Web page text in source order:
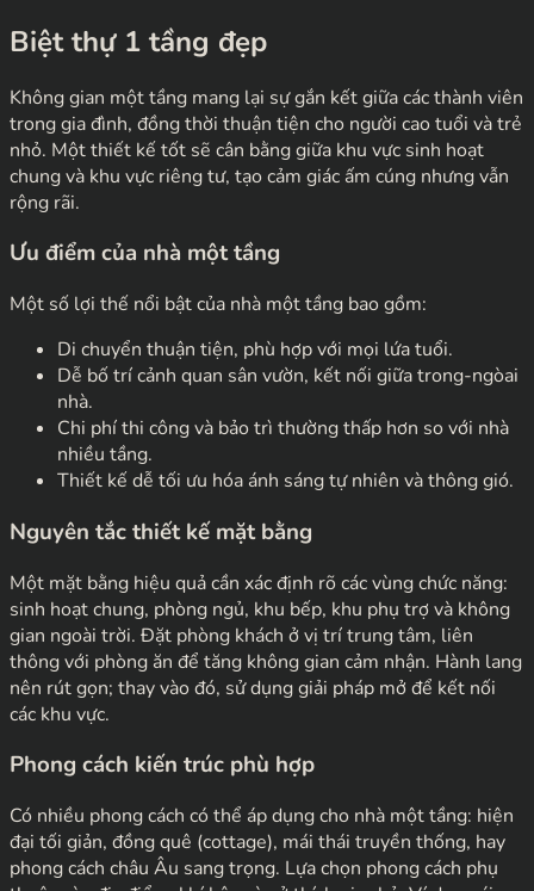
Biệt thự 1 tầng đẹp
Không gian một tầng mang lại sự gắn kết giữa các thành viên
trong gia đình, đồng thời thuận tiện cho người cao tuổi và trẻ
nhỏ. Một thiết kế tốt sẽ cân bằng giữa khu vực sinh hoạt
chung và khu vực riêng tư, tạo cảm giác ấm cúng nhưng vẫn
rộng rãi.
Ưu điểm của nhà một tầng
Một số lợi thế nổi bật của nhà một tầng bao gồm:
Di chuyển thuận tiện, phù hợp với mọi lứa tuổi.
Dễ bố trí cảnh quan sân vườn, kết nối giữa trong-ngòai
nhà.
Chi phí thi công và bảo trì thường thấp hơn so với nhà
nhiều tầng.
Thiết kế dễ tối ưu hóa ánh sáng tự nhiên và thông gió.
Nguyên tắc thiết kế mặt bằng
Một mặt bằng hiệu quả cần xác định rõ các vùng chức năng:
sinh hoạt chung, phòng ngủ, khu bếp, khu phụ trợ và không
gian ngoài trời. Đặt phòng khách ở vị trí trung tâm, liên
thông với phòng ăn để tăng không gian cảm nhận. Hành lang
nên rút gọn; thay vào đó, sử dụng giải pháp mở để kết nối
các khu vực.
Phong cách kiến trúc phù hợp
Có nhiều phong cách có thể áp dụng cho nhà một tầng: hiện
đại tối giản, đồng quê (cottage), mái thái truyền thống, hay
phong cách châu Âu sang trọng. Lựa chọn phong cách phụ